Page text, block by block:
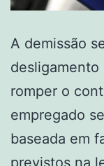
A demissão
romper o
empregado
baseada em
previstos na